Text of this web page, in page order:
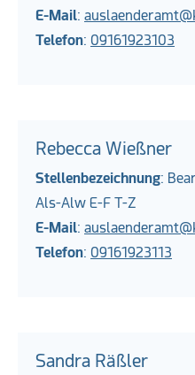
E-Mail:
Telefon: 09161923103
Rebecca Wießner
Stellenbezeichnung:
Als-Alw E-F T-Z
E-Mail:
Telefon: 09161923113
Sandra Räßler